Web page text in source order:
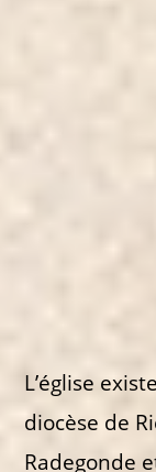
L’église
diocèse de
Radegonde